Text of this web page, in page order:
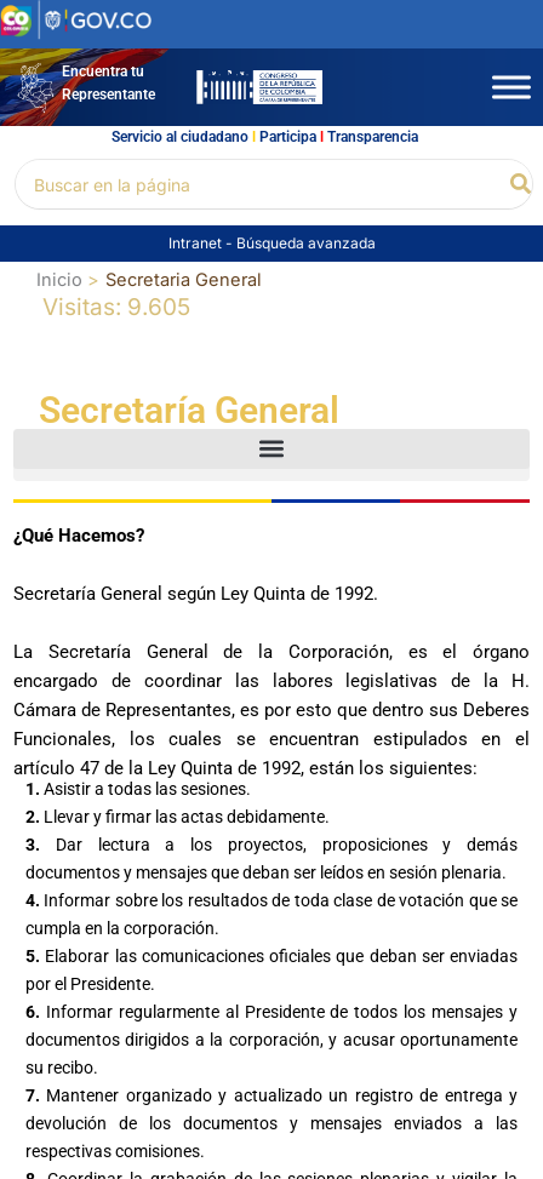
Ir
al
contenidoEncuentra tu
Representante
Servicio al ciudadano l Participal Transparencia
por:
Intranet - Búsqueda avanzada
Inicio Secretaria General
Visitas: 9.605
Secretaría General
¿Qué Hacemos?
Secretaría General según Ley Quinta de 1992.
La Secretaría General de la Corporación, es el órgano
encargado de coordinar las labores legislativas de la H.
Cámara de Representantes, es por esto que dentro sus Deberes
Funcionales, los cuales se encuentran estipulados en el
artículo 47 de la Ley Quinta de 1992, están los siguientes:
1. Asistir a todas las sesiones.
2. Llevar y firmar las actas debidamente.
3. Dar lectura a los proyectos, proposiciones y demás
documentos y mensajes que deban ser leídos en sesión plenaria.
4. Informar sobre los resultados de toda clase de votación que se
cumpla en la corporación.
5. Elaborar las comunicaciones oficiales que deban ser enviadas
por el Presidente.
6. Informar regularmente al Presidente de todos los mensajes y
documentos dirigidos a la corporación, y acusar oportunamente
su recibo.
7. Mantener organizado y actualizado un registro de entrega y
devolución de los documentos y mensajes enviados a las
respectivas comisiones.